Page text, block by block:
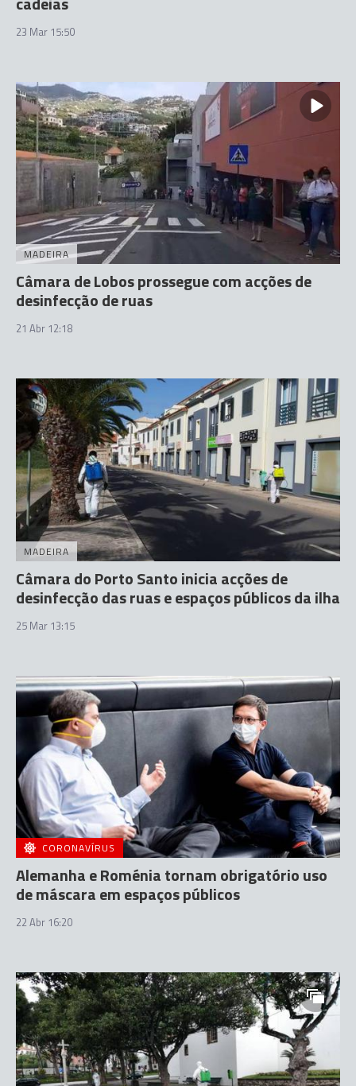
23 Mar 15:50
MADEIRA
Câmara de Lobos prossegue com acções de
desinfecção de ruas
21 Abr 12:18
MADEIRA
Câmara do Porto Santo inicia acções de
desinfecção das ruas e espaços públicos da ilha
25 Mar 13:15
CORONAVÍRUS
Alemanha e Roménia tornam obrigatório uso
de máscara em espaços públicos
22 Abr 16:20